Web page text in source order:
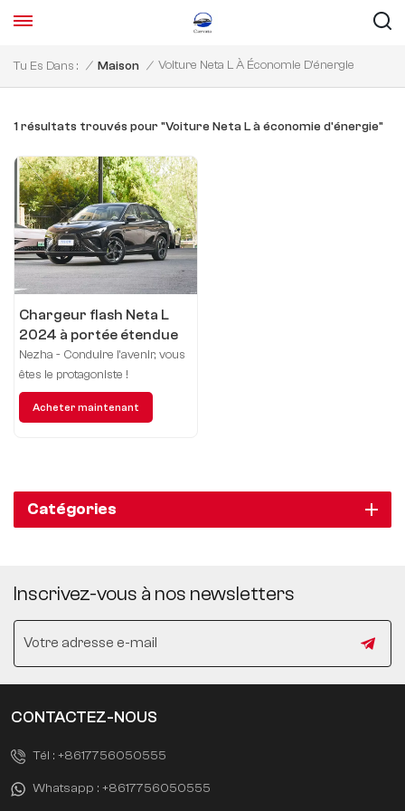
Tu Es Dans : / Maison / Voiture Neta L À Économie D'énergie
1 résultats trouvés pour "Voiture Neta L à économie d'énergie"
Chargeur flash Neta L
2024 à portée étendue
220
Nezha - Conduire l'avenir, vous
êtes le protagoniste !
Acheter maintenant
Catégories
Inscrivez-vous à nos newsletters
CONTACTEZ-NOUS
Tél : +8617756050555
Whatsapp : +8617756050555